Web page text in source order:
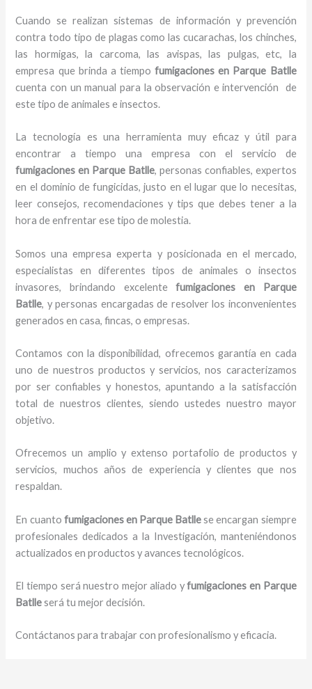
Cuando se realizan sistemas de información y prevención
contra todo tipo de plagas como las cucarachas, los chinches,
las hormigas, la carcoma, las avispas, las pulgas, etc, la
empresa que brinda a tiempofumigaciones en Parque Batlle
cuenta con un manual para la observación e intervención de
este tipo de animales e insectos.
La tecnología es una herramienta muy eficaz y útil para
encontrar a tiempo una empresa con el servicio de
fumigaciones en Parque Batlle, personas confiables, expertos
en el dominio de fungicidas, justo en el lugar que lo necesitas,
leer consejos, recomendaciones y tips que debes tener a la
hora de enfrentar ese tipo de molestia.
Somos una empresa experta y posicionada en el mercado,
especialistas en diferentes tipos de animales o insectos
invasores, brindando excelentefumigaciones en Parque
Batlle, y personas encargadas de resolver los inconvenientes
generados en casa, fincas, o empresas.
Contamos con la disponibilidad, ofrecemos garantía en cada
uno de nuestros productos y servicios, nos caracterizamos
por ser confiables y honestos, apuntando a la satisfacción
total de nuestros clientes, siendo ustedes nuestro mayor
objetivo.
Ofrecemos un amplio y extenso portafolio de productos y
servicios, muchos años de experiencia y clientes que nos
respaldan.
En cuanto fumigacionesen Parque Batllese encargan siempre
profesionales dedicados a la Investigación, manteniéndonos
actualizados en productos y avances tecnológicos.
El tiempo será nuestro mejor aliado yfumigaciones en Parque
Batlleserá tu mejor decisión.
Contáctanos para trabajar con profesionalismo y eficacia.